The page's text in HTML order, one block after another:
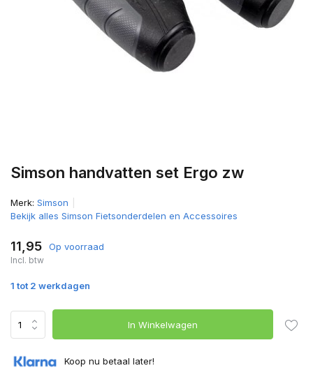
Simson handvatten set Ergo zw
Merk: Simson
Bekijk alles Simson Fietsonderdelen en Accessoires
11,95 Op voorraad
Incl. btw
1 tot 2 werkdagen
In Winkelwagen
Koop nu betaal later!